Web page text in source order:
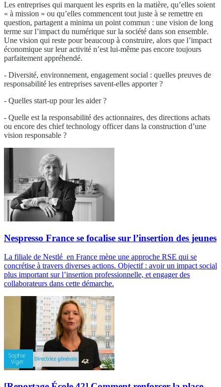
Les entreprises qui marquent les esprits en la matière, qu’elles soient
« à mission » ou qu’elles commencent tout juste à se remettre en
question, partagent a minima un point commun : une vision de long
terme sur l’impact du numérique sur la société dans son ensemble.
Une vision qui reste pour beaucoup à construire, alors que l’impact
économique sur leur activité n’est lui-même pas encore toujours
parfaitement appréhendé.
- Diversité, environnement, engagement social : quelles preuves de
responsabilité les entreprises savent-elles apporter ?
- Quelles start-up pour les aider ?
- Quelle est la responsabilité des actionnaires, des directions achats
ou encore des chief technology officer dans la construction d’une
vision responsable ?
Nespresso France se focalise sur l’insertion des jeunes
La filiale de Nestlé en France mène une approche RSE qui se
concrétise à travers diverses actions. Objectif : avoir un impact social
plus important sur l’insertion professionnelle, et engager des
collaborateurs dans cette démarche.